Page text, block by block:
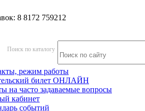
8 8172 759212
Поиск по каталогу
режим работы
билет ОНЛАЙН
на часто задаваемые вопросы
кабинет
событий